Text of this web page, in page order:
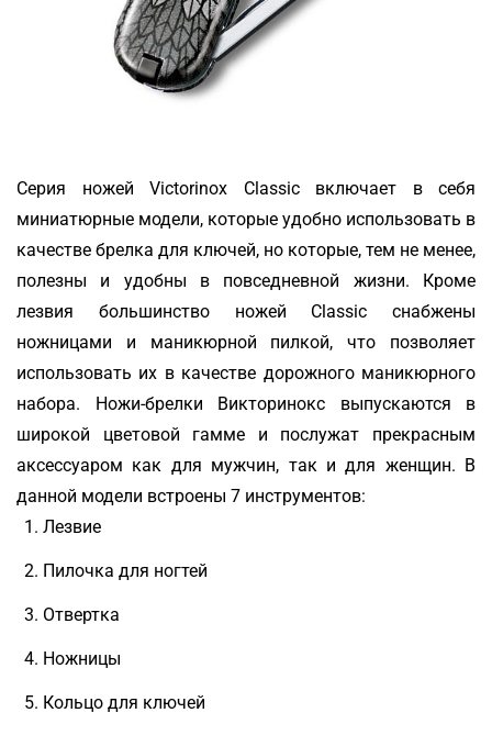
Серия ножей Victorinox Classic включает в себя
миниатюрные модели, которые удобно использовать в
качестве брелка для ключей, но которые, тем не менее,
полезны и удобны в повседневной жизни. Кроме
лезвия большинство ножей Classic снабжены
ножницами и маникюрной пилкой, что позволяет
использовать их в качестве дорожного маникюрного
набора. Ножи-брелки Викторинокс выпускаются в
широкой цветовой гамме и послужат прекрасным
аксессуаром как для мужчин, так и для женщин. В
данной модели встроены 7 инструментов:
Лезвие
Пилочка для ногтей
Отвертка
Ножницы
Кольцо для ключей